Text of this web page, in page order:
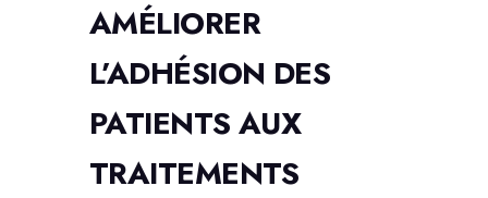
AMÉLIORER
L’ADHÉSION DES
PATIENTS AUX
TRAITEMENTS